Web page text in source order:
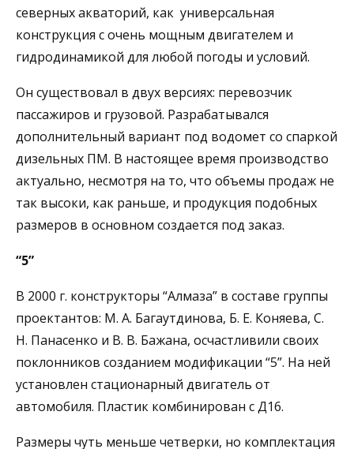
северных акваторий, как универсальная
конструкция с очень мощным двигателем и
гидродинамикой для любой погоды и условий.
Он существовал в двух версиях: перевозчик
пассажиров и грузовой. Разрабатывался
дополнительный вариант под водомет со спаркой
дизельных ПМ. В настоящее время производство
актуально, несмотря на то, что объемы продаж не
так высоки, как раньше, и продукция подобных
размеров в основном создается под заказ.
“5”
В 2000 г. конструкторы “Алмаза” в составе группы
проектантов: М. А. Багаутдинова, Б. Е. Коняева, С.
Н. Панасенко и В. В. Бажана, осчастливили своих
поклонников созданием модификации “5”. На ней
установлен стационарный двигатель от
автомобиля. Пластик комбинирован с Д16.
Размеры чуть меньше четверки, но комплектация